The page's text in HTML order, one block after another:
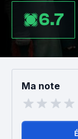
6.7
Ma note